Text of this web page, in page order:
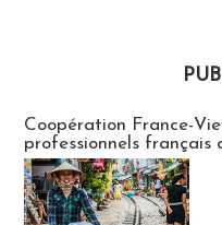
Coopération France-
professionnels français